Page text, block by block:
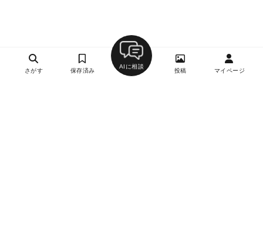
さがす 保存済み
AIに相談
投稿 マイページ